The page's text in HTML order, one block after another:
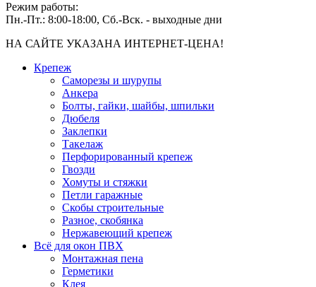
Режим работы:
Пн.-Пт.: 8:00-18:00, Сб.-Вск. - выходные дни
НА САЙТЕ УКАЗАНА ИНТЕРНЕТ-ЦЕНА!
Крепеж
Саморезы и шурупы
Анкера
Болты, гайки, шайбы, шпильки
Дюбеля
Заклепки
Такелаж
Перфорированный крепеж
Гвозди
Хомуты и стяжки
Петли гаражные
Скобы строительные
Разное, скобянка
Нержавеющий крепеж
Всё для окон ПВХ
Монтажная пена
Герметики
Клея